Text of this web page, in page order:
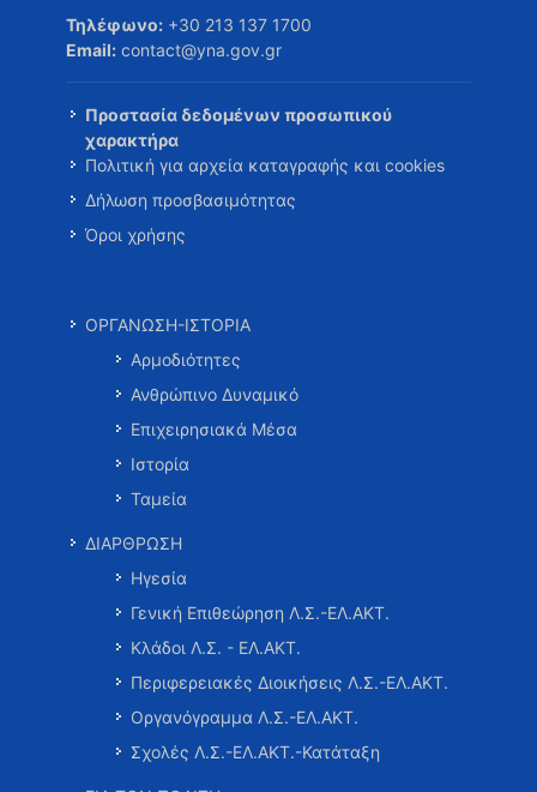
Τηλέφωνο: +30 213 137 1700
Email: contact@yna.gov.gr
Προστασία δεδομένων προσωπικού
χαρακτήρα
Πολιτική για αρχεία καταγραφής και cookies
Δήλωση προσβασιμότητας
Όροι χρήσης
ΟΡΓΑΝΩΣΗ-ΙΣΤΟΡΙΑ
Αρμοδιότητες
Ανθρώπινο Δυναμικό
Επιχειρησιακά Μέσα
Ιστορία
Ταμεία
ΔΙΑΡΘΡΩΣΗ
Ηγεσία
Γενική Επιθεώρηση Λ.Σ.-ΕΛ.ΑΚΤ.
Κλάδοι Λ.Σ. - ΕΛ.ΑΚΤ.
Περιφερειακές Διοικήσεις Λ.Σ.-ΕΛ.ΑΚΤ.
Οργανόγραμμα Λ.Σ.-ΕΛ.ΑΚΤ.
Σχολές Λ.Σ.-ΕΛ.ΑΚΤ.-Κατάταξη